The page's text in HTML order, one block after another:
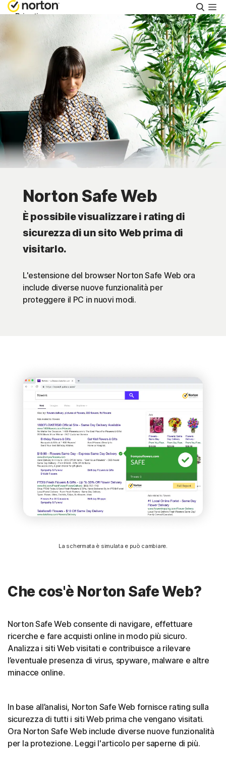
Cerca
Privati
Piccole aziende
Supporto
Provalo gratis
Italia
Norton Safe Web
È possibile visualizzare i rating di
sicurezza di un sito Web prima di
visitarlo.
L'estensione del browser Norton Safe Web ora
include diverse nuove funzionalità per
proteggere il PC in nuovi modi.
La schermata è simulata e può cambiare.
Che cos'è Norton Safe Web?
Norton Safe Web consente di navigare, effettuare
ricerche e fare acquisti online in modo più sicuro.
Analizza i siti Web visitati e contribuisce a rilevare
l’eventuale presenza di virus, spyware, malware e altre
minacce online.
In base all’analisi, Norton Safe Web fornisce rating sulla
sicurezza di tutti i siti Web prima che vengano visitati.
Ora Norton Safe Web include diverse nuove funzionalità
per la protezione. Leggi l'articolo per saperne di più.